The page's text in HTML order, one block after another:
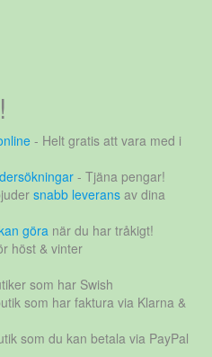
- Helt gratis att vara med i
- Tjäna pengar!
snabb leverans av dina
göra när du har tråkigt!
höst & vinter
som har Swish
som har faktura via Klarna &
som du kan betala via PayPal